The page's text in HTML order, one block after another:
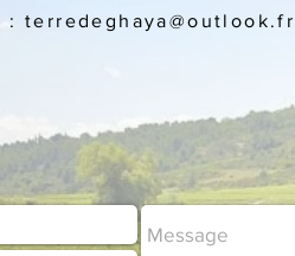
: terredeghaya@outlook.fr